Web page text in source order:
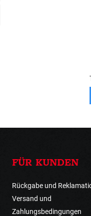
FÜR KUNDEN
Rückgabe und
Versand und
Zahlungsbedingungen